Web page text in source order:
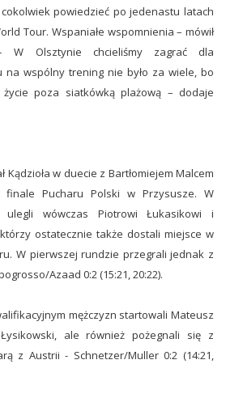
powiedzieć po jedenastu latach
Tour. Wspaniałe wspomnienia – mówił
W Olsztynie chcieliśmy zagrać dla
na wspólny trening nie było za wiele, bo
poza siatkówką plażową – dodaje
Kądzioła w duecie z Bartłomiejem Malcem
Pucharu Polski w Przysusze. W
ulegli wówczas Piotrowi Łukasikowi i
ostatecznie także dostali miejsce w
W pierwszej rundzie przegrali jednak z
Azaad 0:2 (15:21, 20:22).
mężczyzn startowali Mateusz
ale również pożegnali się z
z Austrii - Schnetzer/Muller 0:2 (14:21,